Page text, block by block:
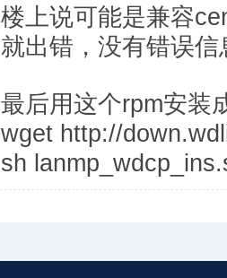
楼上说可能是兼容
就出错，没有错误
最后用这个rpm安装
wget http://
sh